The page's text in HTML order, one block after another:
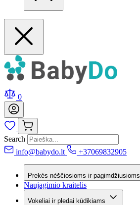
0
Search
info@babydo.lt
+37069832905
Prekės nėščiosioms ir pagimdžiusioms
Naujagimio kraitelis
Vokeliai ir pledai kūdikiams